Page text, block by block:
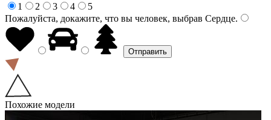
1
2 3 4
5
Пожалуйста, докажите, что вы человек, выбрав Сердце.
Похожие модели